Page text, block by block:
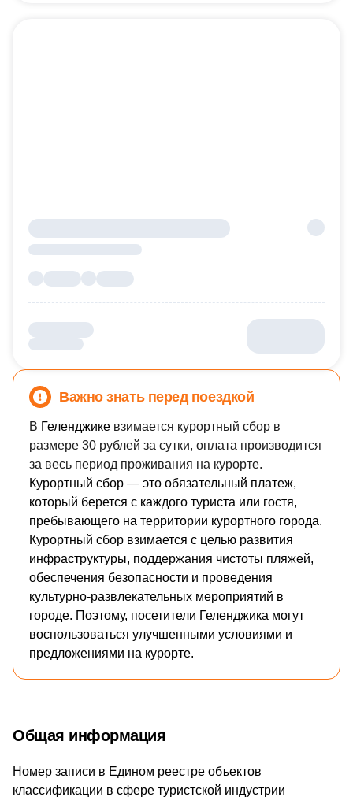
Важно знать перед поездкой
В Геленджике взимается курортный сбор в
размере 30 рублей за сутки, оплата производится
за весь период проживания на курорте.
Курортный сбор — это обязательный платеж,
который берется с каждого туриста или гостя,
пребывающего на территории курортного города.
Курортный сбор взимается с целью развития
инфраструктуры, поддержания чистоты пляжей,
обеспечения безопасности и проведения
культурно-развлекательных мероприятий в
городе. Поэтому, посетители Геленджика могут
воспользоваться улучшенными условиями и
предложениями на курорте.
Общая информация
Номер записи в Едином реестре объектов
классификации в сфере туристской индустрии